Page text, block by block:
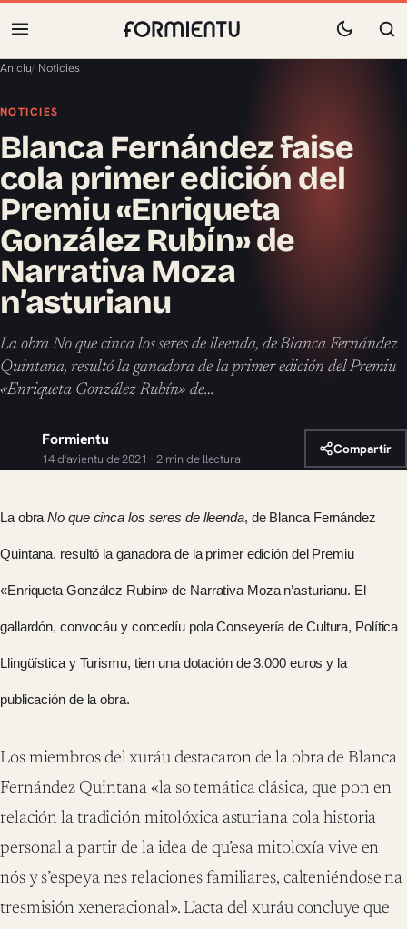
Aniciu/ Noticies
NOTICIES
Blanca Fernández faise
cola primer edición del
Premiu «Enriqueta
González Rubín» de
Narrativa Moza
n’asturianu
La obra No que cinca los seres de lleenda, de Blanca Fernández
Quintana, resultó la ganadora de la primer edición del Premiu
«Enriqueta González Rubín» de…
Formientu
14 d'avientu de 2021 · 2 min de llectura
Compartir
La obraNo que cinca los seres de lleenda, de Blanca Fernández
Quintana, resultó la ganadora de la primer edición del Premiu
«Enriqueta González Rubín» de Narrativa Moza n’asturianu. El
gallardón, convocáu y concedíu pola Conseyería de Cultura, Política
Llingüística y Turismu, tien una dotación de 3.000 euros y la
publicación de la obra.
Los miembros del xuráu destacaron de la obra de Blanca
Fernández Quintana «la so temática clásica, que pon en
relación la tradición mitolóxica asturiana cola historia
personal a partir de la idea de qu’esa mitoloxía vive en
nós y s’espeya nes relaciones familiares, calteniéndose na
tresmisión xeneracional». L’acta del xuráu concluye que